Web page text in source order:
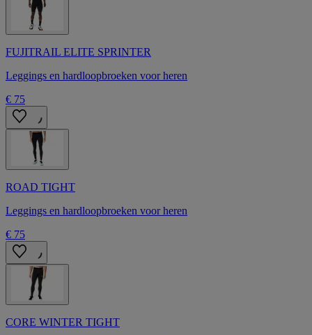
FUJITRAIL ELITE SPRINTER
Leggings en hardloopbroeken voor heren
€ 75
ROAD TIGHT
Leggings en hardloopbroeken voor heren
€ 75
CORE WINTER TIGHT